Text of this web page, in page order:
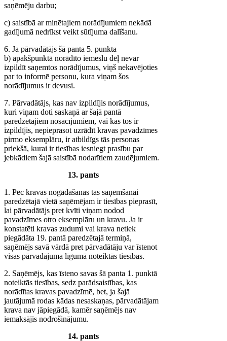
saņēmēju darbu;
c) saistībā ar minētajiem norādījumiem nekādā
gadījumā nedrīkst veikt sūtījuma dalīšanu.
6. Ja pārvadātājs šā panta 5. punkta
b) apakšpunktā norādīto iemeslu dēļ nevar
izpildīt saņemtos norādījumus, viņš nekavējoties
par to informē personu, kura viņam šos
norādījumus ir devusi.
7. Pārvadātājs, kas nav izpildījis norādījumus,
kuri viņam doti saskaņā ar šajā pantā
paredzētajiem nosacījumiem, vai kas tos ir
izpildījis, nepieprasot uzrādīt kravas pavadzīmes
pirmo eksemplāru, ir atbildīgs tās personas
priekšā, kurai ir tiesības iesniegt prasību par
jebkādiem šajā saistībā nodarītiem zaudējumiem.
13. pants
1. Pēc kravas nogādāšanas tās saņemšanai
paredzētajā vietā saņēmējam ir tiesības pieprasīt,
lai pārvadātājs pret kvīti viņam nodod
pavadzīmes otro eksemplāru un kravu. Ja ir
konstatēti kravas zudumi vai krava netiek
piegādāta 19. pantā paredzētajā termiņā,
saņēmējs savā vārdā pret pārvadātāju var īstenot
visas pārvadājuma līgumā noteiktās tiesības.
2. Saņēmējs, kas īsteno savas šā panta 1. punktā
noteiktās tiesības, sedz parādsaistības, kas
norādītas kravas pavadzīmē, bet, ja šajā
jautājumā rodas kādas nesaskaņas, pārvadātājam
krava nav jāpiegādā, kamēr saņēmējs nav
iemaksājis nodrošinājumu.
14. pants